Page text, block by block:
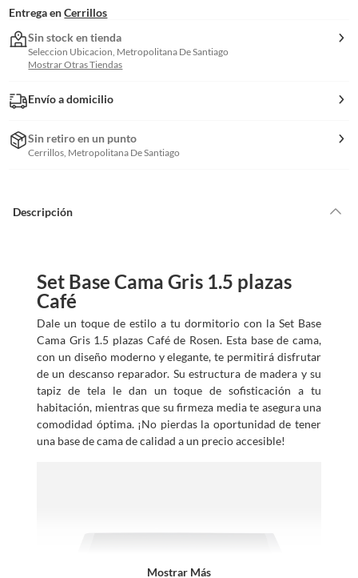
Entrega en Cerrillos
Sin stock en tienda
Seleccion Ubicacion, Metropolitana De Santiago
Mostrar Otras Tiendas
Envío a domicilio
Sin retiro en un punto
Cerrillos, Metropolitana De Santiago
Descripción
Set Base Cama Gris 1.5 plazas
Café
Dale un toque de estilo a tu dormitorio con la Set Base
Cama Gris 1.5 plazas Café de Rosen. Esta base de cama,
con un diseño moderno y elegante, te permitirá disfrutar
de un descanso reparador. Su estructura de madera y su
tapiz de tela le dan un toque de sofisticación a tu
habitación, mientras que su firmeza media te asegura una
comodidad óptima. ¡No pierdas la oportunidad de tener
una base de cama de calidad a un precio accesible!
Mostrar Más